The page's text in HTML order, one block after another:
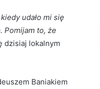
udało mi się
Pomijam to, że
dzisiaj lokalnym
Baniakiem